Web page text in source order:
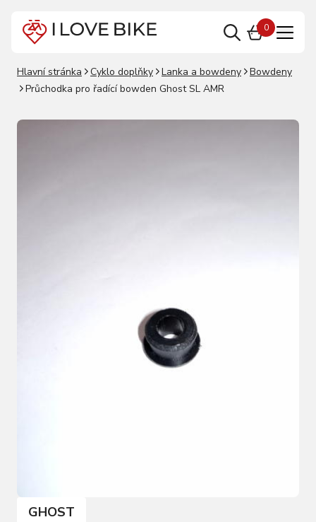
0
Hlavní stránka Cyklo doplňky Lanka a bowdeny
Bowdeny
Průchodka pro řadící bowden Ghost SL AMR
GHOST